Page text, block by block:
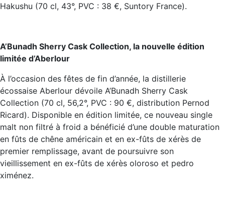
Hakushu (70 cl, 43°, PVC : 38 €, Suntory France).
A’Bunadh Sherry Cask Collection, la nouvelle édition
limitée d’Aberlour
À l’occasion des fêtes de fin d’année, la distillerie
écossaise Aberlour dévoile A’Bunadh Sherry Cask
Collection (70 cl, 56,2°, PVC : 90 €, distribution Pernod
Ricard). Disponible en édition limitée, ce nouveau single
malt non filtré à froid a bénéficié d’une double maturation
en fûts de chêne américain et en ex-fûts de xérès de
premier remplissage, avant de poursuivre son
vieillissement en ex-fûts de xérès oloroso et pedro
ximénez.